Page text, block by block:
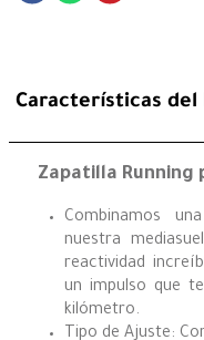
Características del
Zapatilla Running
Combinamos
nuestra
reactividad
un impulso que
kilómetro.
Tipo de Ajuste: